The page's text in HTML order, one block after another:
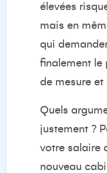
élevées
mais en
qui
finalement le
de mesure et
Quels
justement ?
votre salaire
nouveau